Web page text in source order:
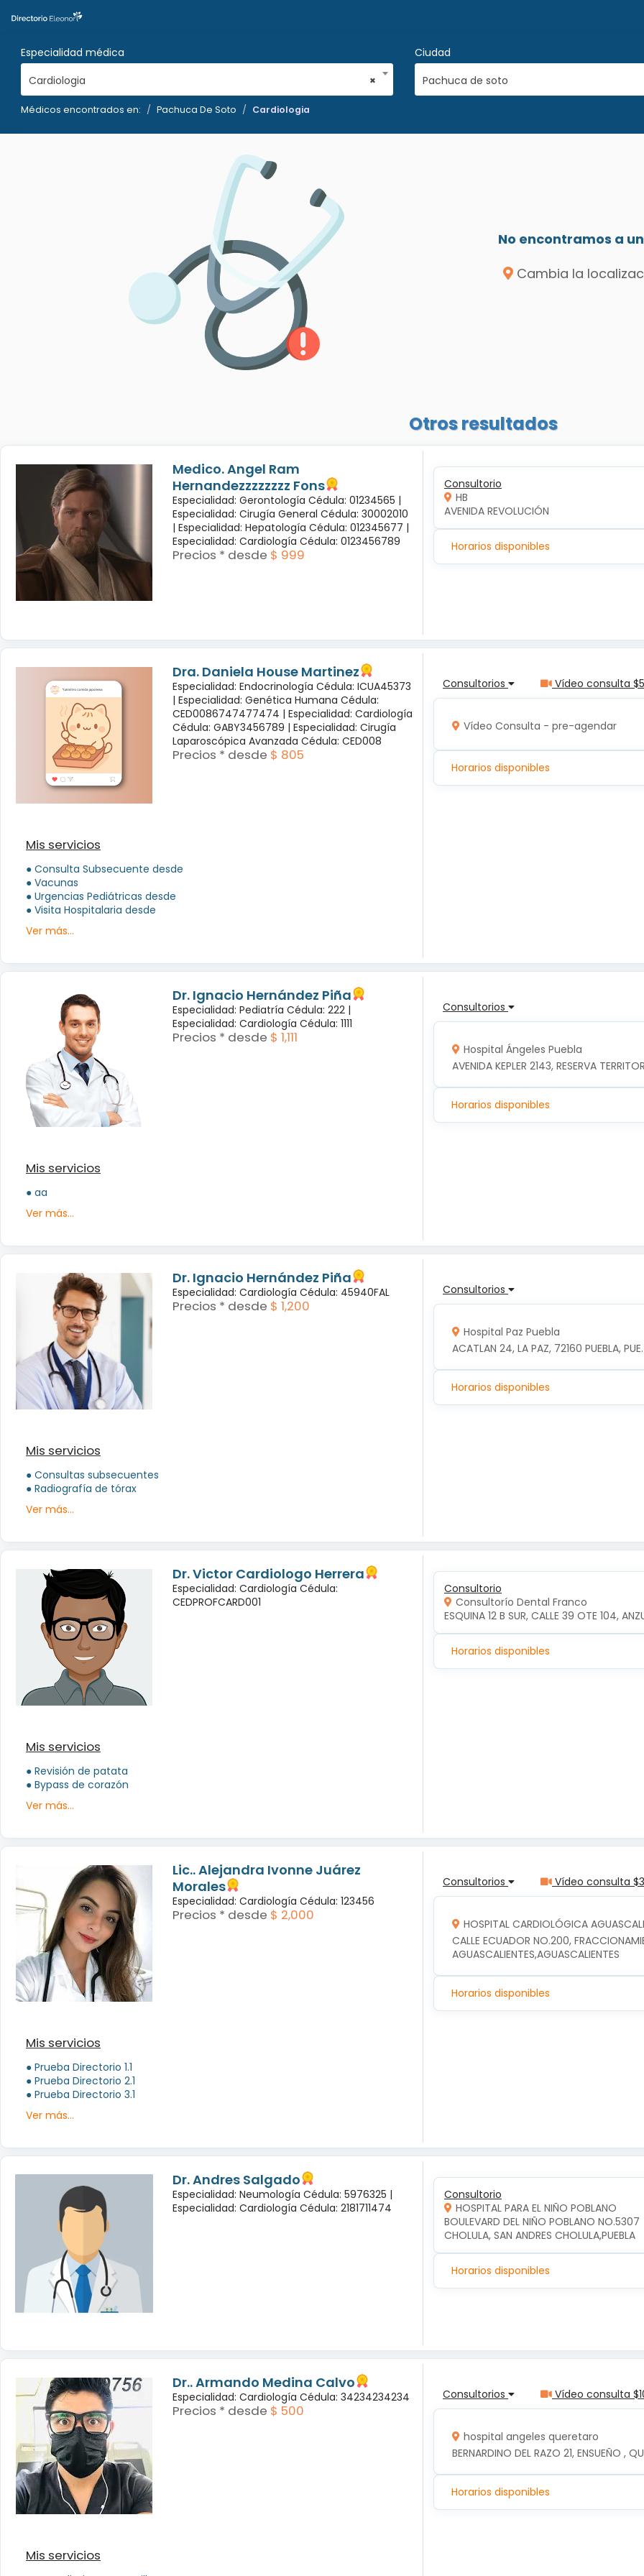
Especialidad médica
×
Cardiologia
Ciudad
Pachuca de soto
Médicos encontrados en: Pachuca De Soto Cardiologia
No encontramos a
Cambia la
Otros resultados
Medico. Angel Ram
Hernandezzzzzzzz Fons
Especialidad: Gerontología Cédula: 01234565 |
Especialidad: Cirugía General Cédula: 30002010
| Especialidad: Hepatología Cédula: 012345677 |
Especialidad: Cardiología Cédula: 0123456789
Precios * desde $ 999
Consultorio
HB
AVENIDA REVOLUCIÓN
Horarios disponibles
Dra. Daniela House Martinez
Especialidad: Endocrinología Cédula: ICUA45373
| Especialidad: Genética Humana Cédula:
CED0086747477474 | Especialidad: Cardiología
Cédula: GABY3456789 | Especialidad: Cirugía
Laparoscópica Avanzada Cédula: CED008
Precios * desde $ 805
Mis servicios
● Consulta Subsecuente desde
● Vacunas
● Urgencias Pediátricas desde
● Visita Hospitalaria desde
Ver más...
Consultorios Vídeo consulta
Vídeo Consulta - pre-agendar
Horarios disponibles
Dr. Ignacio Hernández Piña
Especialidad: Pediatría Cédula: 222 |
Especialidad: Cardiología Cédula: 1111
Precios * desde $ 1,111
Mis servicios
● aa
Ver más...
Consultorios
Hospital Ángeles Puebla
AVENIDA KEPLER 2143, RESERVA
Horarios disponibles
Dr. Ignacio Hernández Piña
Especialidad: Cardiología Cédula: 45940FAL
Precios * desde $ 1,200
Mis servicios
● Consultas subsecuentes
● Radiografía de tórax
Ver más...
Consultorios
Hospital Paz Puebla
ACATLAN 24, LA PAZ, 72160 PUEBLA, PUE.
Horarios disponibles
Dr. Victor Cardiologo Herrera
Especialidad: Cardiología Cédula:
CEDPROFCARD001
Mis servicios
● Revisión de patata
● Bypass de corazón
Ver más...
Consultorio
Consultorío Dental Franco
ESQUINA 12 B SUR, CALLE 39 OTE 104,
Horarios disponibles
Lic.. Alejandra Ivonne Juárez
Morales
Especialidad: Cardiología Cédula: 123456
Precios * desde $ 2,000
Mis servicios
● Prueba Directorio 1.1
● Prueba Directorio 2.1
● Prueba Directorio 3.1
Ver más...
Consultorios Vídeo consulta
HOSPITAL CARDIOLÓGICA
CALLE ECUADOR NO.200,
AGUASCALIENTES,AGUASCALIENTES
Horarios disponibles
Dr. Andres Salgado
Especialidad: Neumología Cédula: 5976325 |
Especialidad: Cardiología Cédula: 2181711474
Consultorio
HOSPITAL PARA EL NIÑO POBLANO
BOULEVARD DEL NIÑO POBLANO
CHOLULA, SAN ANDRES CHOLULA,PUEBLA
Horarios disponibles
Dr.. Armando Medina Calvo
Especialidad: Cardiología Cédula: 34234234234
Precios * desde $ 500
Mis servicios
Consultorios Vídeo consulta
hospital angeles queretaro
BERNARDINO DEL RAZO 21, ENSUEÑO ,
Horarios disponibles